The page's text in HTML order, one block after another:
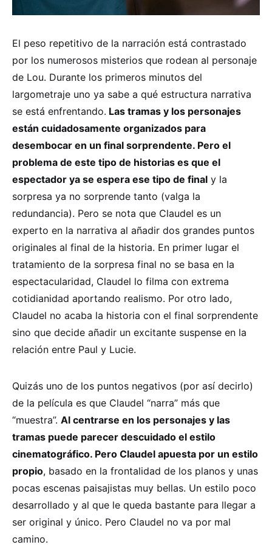
El peso repetitivo de la narración está contrastado
por los numerosos misterios que rodean al personaje
de Lou. Durante los primeros minutos del
largometraje uno ya sabe a qué estructura narrativa
se está enfrentando. Las tramas y los personajes
están cuidadosamente organizados para
desembocar en un final sorprendente. Pero el
problema de este tipo de historias es que el
espectador ya se espera ese tipo de final y la
sorpresa ya no sorprende tanto (valga la
redundancia). Pero se nota que Claudel es un
experto en la narrativa al añadir dos grandes puntos
originales al final de la historia. En primer lugar el
tratamiento de la sorpresa final no se basa en la
espectacularidad, Claudel lo filma con extrema
cotidianidad aportando realismo. Por otro lado,
Claudel no acaba la historia con el final sorprendente
sino que decide añadir un excitante suspense en la
relación entre Paul y Lucie.
Quizás uno de los puntos negativos (por así decirlo)
de la película es que Claudel “narra” más que
“muestra”. Al centrarse en los personajes y las
tramas puede parecer descuidado el estilo
cinematográfico. Pero Claudel apuesta por un estilo
propio, basado en la frontalidad de los planos y unas
pocas escenas paisajistas muy bellas. Un estilo poco
desarrollado y al que le queda bastante para llegar a
ser original y único. Pero Claudel no va por mal
camino.